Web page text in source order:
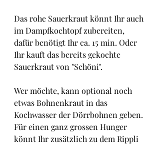
Das rohe Sauerkraut könnt Ihr auch
im Dampfkochtopf zubereiten,
dafür benötigt Ihr ca. 15 min. Oder
Ihr kauft das bereits gekochte
Sauerkraut von "Schöni".
Wer möchte, kann optional noch
etwas Bohnenkraut in das
Kochwasser der Dörrbohnen geben.
Für einen ganz grossen Hunger
könnt Ihr zusätzlich zu dem Rippli